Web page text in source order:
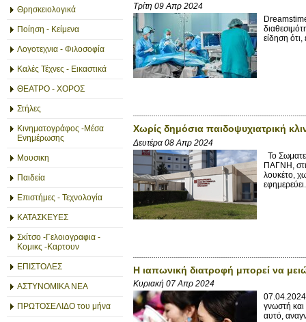
Θρησκειολογικά
Ποίηση - Κείμενα
Λογοτεχνια - Φιλοσοφία
Καλές Τέχνες - Εικαστικά
ΘΕΑΤΡΟ - ΧΟΡΟΣ
Στήλες
Κινηματογράφος -Μέσα
Ενημέρωσης
Μουσικη
Παιδεία
Επιστήμες - Τεχνολογία
ΚΑΤΑΣΚΕΥΕΣ
Σκίτσο -Γελοιογραφια -
Κομικς -Καρτουν
ΕΠΙΣΤΟΛΕΣ
ΑΣΤΥΝΟΜΙΚΑ ΝΕΑ
ΠΡΩΤΟΣΕΛΙΔΟ του μήνα
Τρίτη 09 Απρ 2024
είδηση
Χωρίς δημόσια παιδοψυχιατρική
Δευτέρα 08 Απρ 2024
Το
ΠΑΓΝΗ,
λουκέτο,
Η ιαπωνική διατροφή μπορεί να
Κυριακή 07 Απρ 2024
07.04.2024
γνωστή και
αυτό,